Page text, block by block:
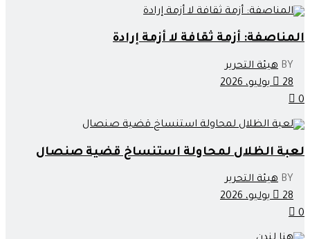
المناصفة: أزمة ثقافة لا أزمة إرادة
BY هيئة التحرير
28 يوليو، 2026
0
لعبة الظلال لمحاولة استنساخ قضية صنصال
BY هيئة التحرير
28 يوليو، 2026
0